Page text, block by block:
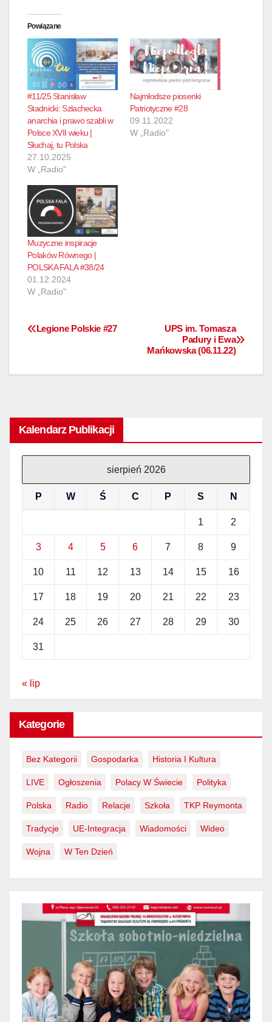
Powiązane
#11/25 Stanisław
Stadnicki: Szlachecka
anarchia i prawo szabli w
Polsce XVII wieku |
Słuchaj, tu Polska
27.10.2025
W „Radio"
Najmłodsze piosenki
Patriotyczne #28
09.11.2022
W „Radio"
Muzyczne inspiracje
Polaków Równego |
POLSKA FALA #38/24
01.12.2024
W „Radio"
Nawigacja
UPS im. Tomasza
Padury i Ewa
Mańkowska (06.11.22)
Legione Polskie #27
Kalendarz Publikacji
sierpień 2026
P W Ś C P S N
1 2
3 4 5 6 7 8 9
10 11 12 13 14 15 16
17 18 19 20 21 22 23
24 25 26 27 28 29 30
31
« lip
Kategorie
Bez Kategorii Gospodarka Historia I Kultura
LIVE Ogłoszenia Polacy W Świecie Polityka
Polska Radio Relacje Szkoła TKP Reymonta
Tradycje UE-Integracja Wiadomości Wideo
Wojna W Ten Dzień